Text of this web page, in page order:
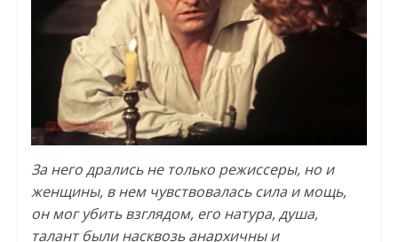
За него дрались не только режиссеры, но и
женщины, в нем чувствовалась сила и мощь,
он мог убить взглядом, его натура, душа,
талант были насквозь анархичны и